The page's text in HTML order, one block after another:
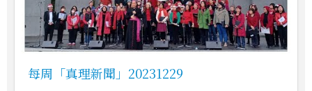
每周「真理新聞」20231229